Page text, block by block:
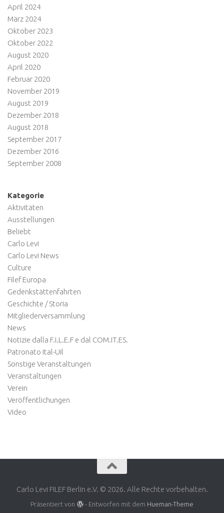
April 2024
März 2024
Oktober 2023
Oktober 2022
August 2020
April 2020
Februar 2020
November 2019
August 2019
Dezember 2018
August 2018
September 2017
Dezember 2016
September 2008
Kategorie
Aktivitäten
Ausstellungen
Beliebt
Carlo Levi
Carlo Levi News
Culture
Filef Europa
Gedenkstättenfahrten
Geschichte / Storia
Mitgliederversammlung
News
Notizie dalla F.I.L.E.F e dal COM.IT.ES.
Patronato Ital-Uil
Sonstige Veranstaltungen
Veranstaltungen
Verein
Veröffentlichungen
Video
Carlo Levi FILEF Berlin e.V. © 2026. Alle Rechte vorbehalten.
Präsentiert von - Entworfen mit dem Hueman-Theme